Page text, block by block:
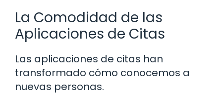
La Comodidad de las
Aplicaciones de Citas
Las aplicaciones de citas han
transformado cómo conocemos a
nuevas personas.